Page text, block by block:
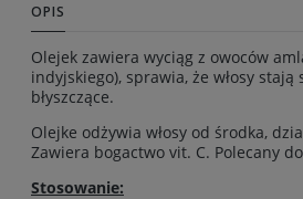
OPIS
Olejek zawiera wyciąg z owoców
indyjskiego), sprawia, że włosy
błyszczące.
Olejke odżywia włosy od środka,
Zawiera bogactwo vit. C. Polecany
Stosowanie: